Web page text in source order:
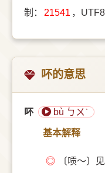
制：
21541 ，UTF8
吥的意思
吥 bù ㄅㄨˋ
基本解释
◎ 〔唝～〕见